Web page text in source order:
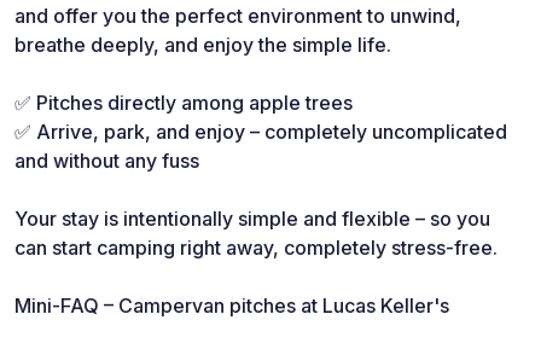
and offer you the perfect environment to unwind,
breathe deeply, and enjoy the simple life.
✅ Pitches directly among apple trees
✅ Arrive, park, and enjoy – completely uncomplicated
and without any fuss
Your stay is intentionally simple and flexible – so you
can start camping right away, completely stress-free.
Mini-FAQ – Campervan pitches at Lucas Keller's